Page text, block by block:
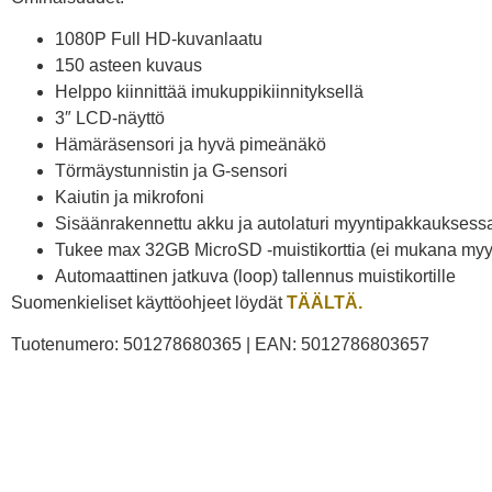
1080P Full HD-kuvanlaatu
150 asteen kuvaus
Helppo kiinnittää imukuppikiinnityksellä
3″ LCD-näyttö
Hämäräsensori ja hyvä pimeänäkö
Törmäystunnistin ja G-sensori
Kaiutin ja mikrofoni
Sisäänrakennettu akku ja autolaturi
Tukee max 32GB MicroSD -muistikorttia (ei mukana
Automaattinen jatkuva (loop) tallennus muistikortille
Suomenkieliset käyttöohjeet löydätTÄÄLTÄ.
Tuotenumero: 501278680365 | EAN: 5012786803657